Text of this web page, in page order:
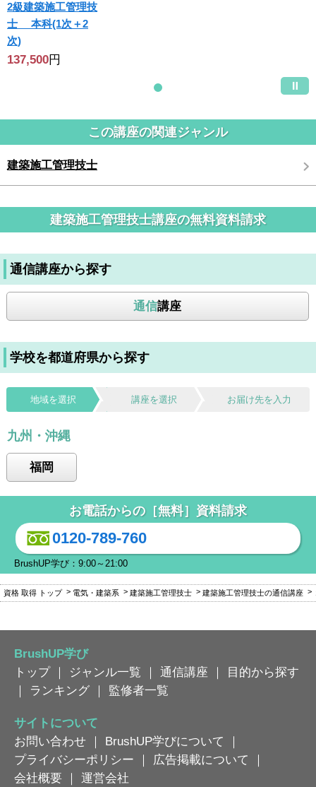
2級建築施工管理技
士 本科(1次＋2
次)
137,500円
この講座の関連ジャンル
建築施工管理技士
建築施工管理技士講座の無料資料請求
通信講座から探す
通信講座
学校を都道府県から探す
地域を選択 講座を選択 お届け先を入力
九州・沖縄
福岡
お電話からの［無料］資料請求
0120-789-760
BrushUP学び：9:00～21:00
資格 取得 トップ 電気・建築系 建築施工管理技士 建築施工管理技士の通信講座
BrushUP学び
トップ｜ ジャンル一覧 ｜ 通信講座 ｜
目的から探す
｜
ランキング ｜ 監修者一覧
サイトについて
お問い合わせ ｜ BrushUP学びについて
｜
プライバシーポリシー ｜ 広告掲載について
｜
会社概要 ｜ 運営会社